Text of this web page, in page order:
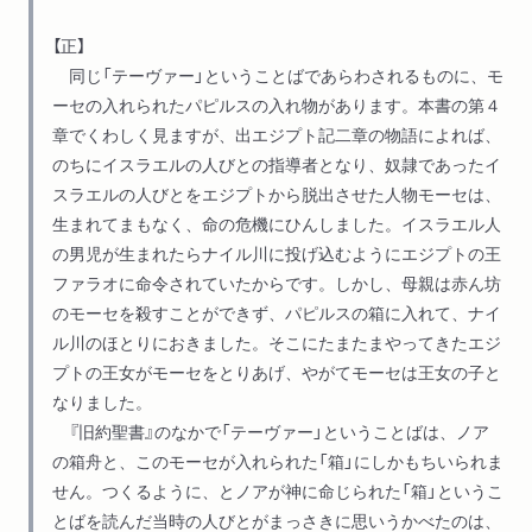
【正】
同じ「テーヴァー」ということばであらわされるものに、モ
ーセの入れられたパピルスの入れ物があります。本書の第４
章でくわしく見ますが、出エジプト記二章の物語によれば、
のちにイスラエルの人びとの指導者となり、奴隷であったイ
スラエルの人びとをエジプトから脱出させた人物モーセは、
生まれてまもなく、命の危機にひんしました。イスラエル人
の男児が生まれたらナイル川に投げ込むようにエジプトの王
ファラオに命令されていたからです。しかし、母親は赤ん坊
のモーセを殺すことができず、パピルスの箱に入れて、ナイ
ル川のほとりにおきました。そこにたまたまやってきたエジ
プトの王女がモーセをとりあげ、やがてモーセは王女の子と
なりました。
『旧約聖書』のなかで「テーヴァー」ということばは、ノア
の箱舟と、このモーセが入れられた「箱」にしかもちいられま
せん。つくるように、とノアが神に命じられた「箱」というこ
とばを読んだ当時の人びとがまっさきに思いうかべたのは、